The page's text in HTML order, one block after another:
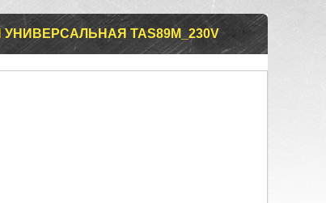
TAS89M_230V